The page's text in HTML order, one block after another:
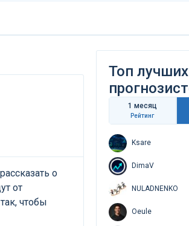
о
от
чтобы
Топ лучших
1 месяц
Рейтинг
Ksare
DimaV
NULADNENKO
Oeule